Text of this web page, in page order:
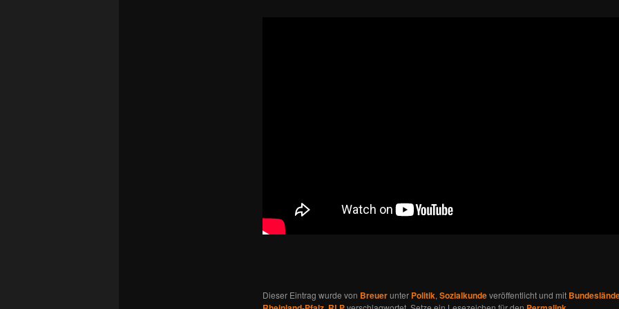
Dieser Eintrag wurde von Breuerunter Politik, Sozialkundeveröffentlicht und mit